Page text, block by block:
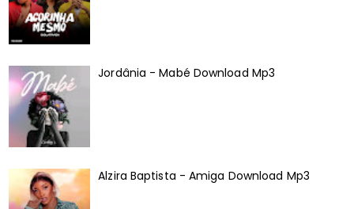
Jordânia - Mabé Download Mp3
Alzira Baptista - Amiga Download Mp3